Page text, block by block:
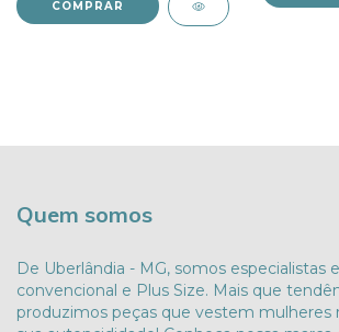
COMPRAR
Quem somos
De Uberlândia - MG, somos especialistas
convencional e Plus Size. Mais que
produzimos peças que vestem mulheres